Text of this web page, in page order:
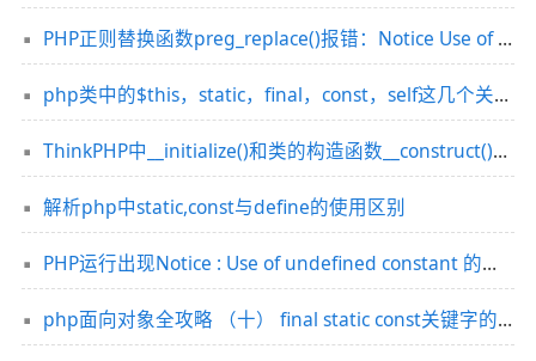
PHP正则替换函数preg_replace()报错：Notice Use of undefined constant的解决方法分析
php类中的$this，static，final，const，self这几个关键字使用方法
ThinkPHP中__initialize()和类的构造函数__construct()用法分析
解析php中static,const与define的使用区别
PHP运行出现Notice : Use of undefined constant 的完美解决方案分享
php面向对象全攻略 （十） final static const关键字的使用